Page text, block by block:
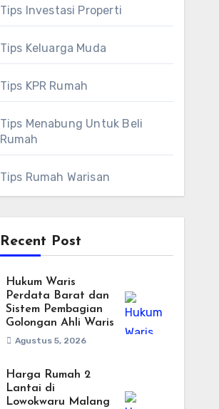
Tips Investasi Properti
Tips Keluarga Muda
Tips KPR Rumah
Tips Menabung Untuk Beli
Rumah
Tips Rumah Warisan
Recent Post
Hukum Waris
Perdata Barat dan
Sistem Pembagian
Golongan Ahli Waris
Agustus 5, 2026
Harga Rumah 2
Lantai di
Lowokwaru Malang